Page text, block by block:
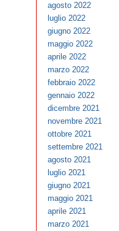
agosto 2022
luglio 2022
giugno 2022
maggio 2022
aprile 2022
marzo 2022
febbraio 2022
gennaio 2022
dicembre 2021
novembre 2021
ottobre 2021
settembre 2021
agosto 2021
luglio 2021
giugno 2021
maggio 2021
aprile 2021
marzo 2021